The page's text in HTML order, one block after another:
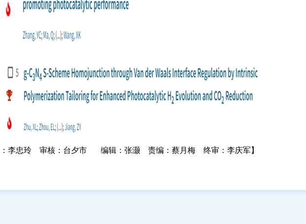
：李忠玲 审核：台夕市 编辑：张灏 责编：蔡月梅 终审：李庆军】